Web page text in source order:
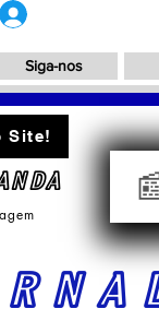
Siga-nos
Site!